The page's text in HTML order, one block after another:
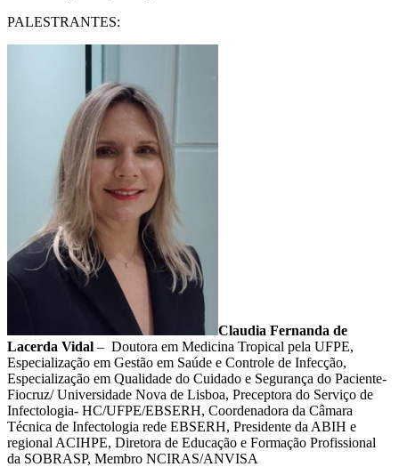
PALESTRANTES:
Claudia Fernanda de
Lacerda Vidal – Doutora em Medicina Tropical pela UFPE,
Especialização em Gestão em Saúde e Controle de Infecção,
Especialização em Qualidade do Cuidado e Segurança do Paciente-
Fiocruz/ Universidade Nova de Lisboa, Preceptora do Serviço de
Infectologia- HC/UFPE/EBSERH, Coordenadora da Câmara
Técnica de Infectologia rede EBSERH, Presidente da ABIH e
regional ACIHPE, Diretora de Educação e Formação Profissional
da SOBRASP, Membro NCIRAS/ANVISA